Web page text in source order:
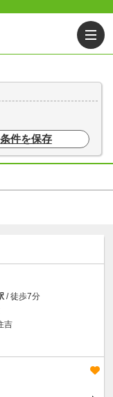
条件を保存
/ 徒歩7分
吉